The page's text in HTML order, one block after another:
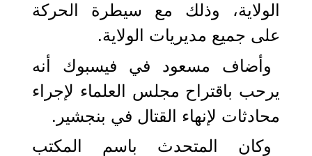
الولاية، وذلك مع سيطرة الحركة
على جميع مديريات الولاية.
وأضاف مسعود في فيسبوك أنه
يرحب باقتراح مجلس العلماء لإجراء
محادثات لإنهاء القتال في بنجشير.
وكان المتحدث باسم المكتب